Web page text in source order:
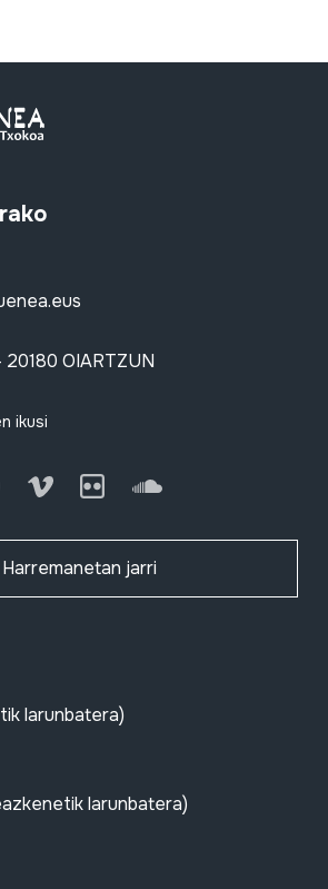
OIARTZUN
ikusi
Issuu Vimeo Flickr SoundCloud
Harremanetan jarri
larunbatera)
larunbatera)